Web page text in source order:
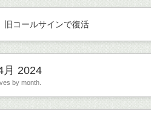
旧コールサインで復活
月 2024
by month.